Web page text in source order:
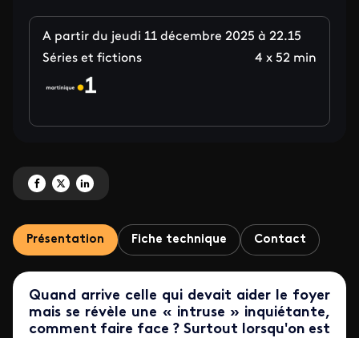
A partir du jeudi 11 décembre 2025 à 22.15
Séries et fictions
4 x 52 min
Partagez 'L'intruse (-10)' sur Facebook
Partagez 'L'intruse (-10)' sur X
Partagez 'L'intruse (-10)' sur LinkedIn
Présentation Fiche technique Contact
Quand arrive celle qui devait aider le foyer
mais se révèle une « intruse » inquiétante,
comment faire face ? Surtout lorsqu'on est